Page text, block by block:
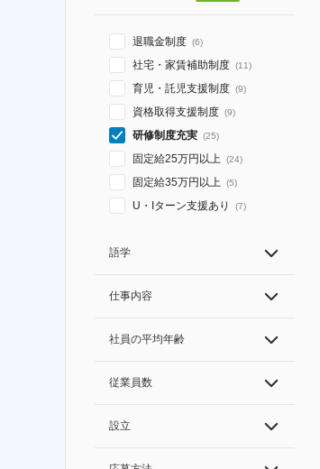
退職金制度 (6)
社宅・家賃補助制度 (11)
育児・託児支援制度 (9)
資格取得支援制度 (9)
研修制度充実 (25)
固定給25万円以上 (24)
固定給35万円以上 (5)
U・Iターン支援あり (7)
語学
仕事内容
社員の平均年齢
従業員数
設立